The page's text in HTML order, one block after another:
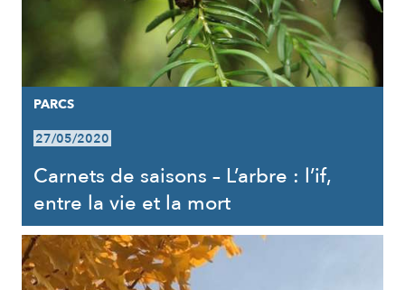
PARCS
27/05/2020
Carnets de saisons – L’arbre : l’if,
entre la vie et la mort